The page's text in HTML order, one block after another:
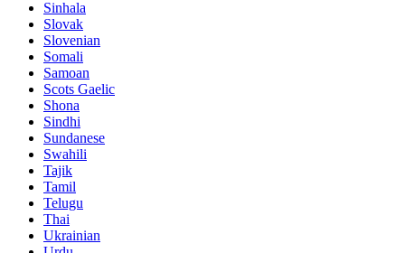
Sinhala
Slovak
Slovenian
Somali
Samoan
Scots Gaelic
Shona
Sindhi
Sundanese
Swahili
Tajik
Tamil
Telugu
Thai
Ukrainian